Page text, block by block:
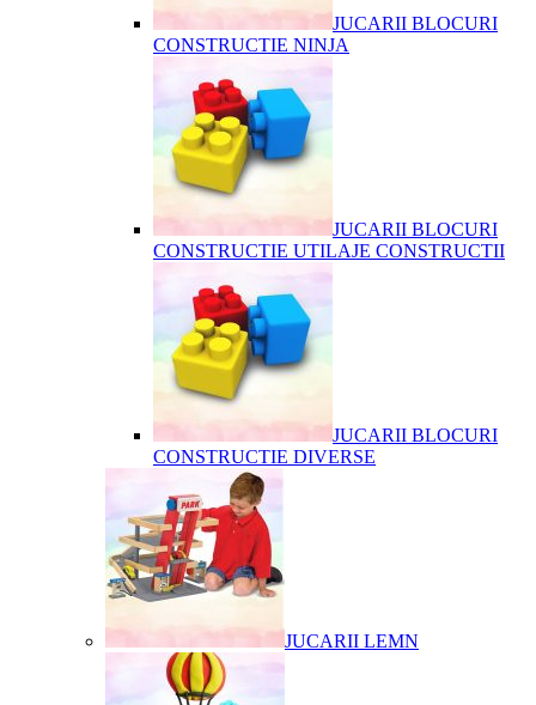
JUCARII BLOCURI
CONSTRUCTIE NINJA
JUCARII BLOCURI
CONSTRUCTIE UTILAJE CONSTRUCTII
JUCARII BLOCURI
CONSTRUCTIE DIVERSE
JUCARII LEMN